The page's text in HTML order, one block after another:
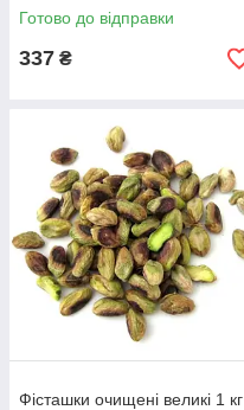
Готово до відправки
337 ₴
Фісташки очищені великі 1 кг